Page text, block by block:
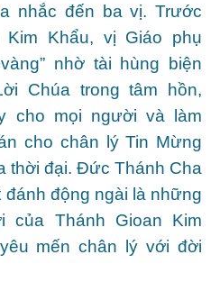
nhắc đến ba vị. Trước
Khẩu, vị Giáo phụ
nhờ tài hùng biện
Chúa trong tâm hồn,
cho mọi người và làm
cho chân lý Tin Mừng
thời đại. Đức Thánh Cha
đánh động ngài là những
của Thánh Gioan Kim
mến chân lý với đời